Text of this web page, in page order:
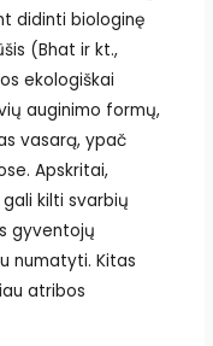
didinti biologinę
(Bhat ir kt.,
ekologiškai
auginimo formų,
vasarą, ypač
Apskritai,
kilti svarbių
gyventojų
numatyti. Kitas
atribos